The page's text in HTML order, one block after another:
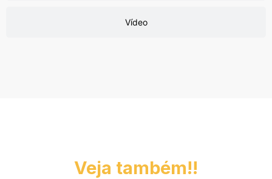
Vídeo
Veja também!!